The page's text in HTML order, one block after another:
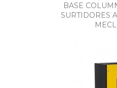
BASE
SURTIDORES